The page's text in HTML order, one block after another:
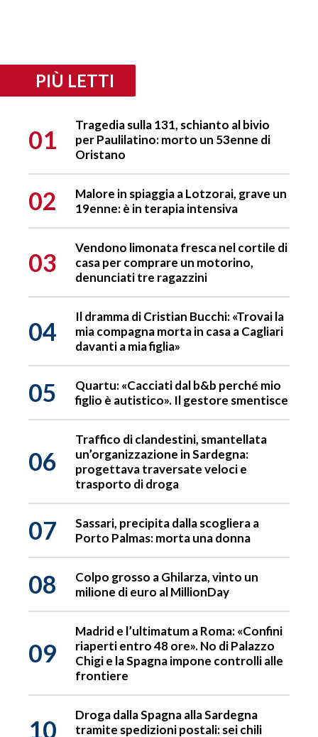
PIÙ LETTI
01
Tragedia sulla 131, schianto al bivio
per Paulilatino: morto un 53enne di
Oristano
02
Malore in spiaggia a Lotzorai, grave un
19enne: è in terapia intensiva
03
Vendono limonata fresca nel cortile di
casa per comprare un motorino,
denunciati tre ragazzini
04
Il dramma di Cristian Bucchi: «Trovai la
mia compagna morta in casa a Cagliari
davanti a mia figlia»
05
Quartu: «Cacciati dal b&b perché mio
figlio è autistico». Il gestore smentisce
06
Traffico di clandestini, smantellata
un’organizzazione in Sardegna:
progettava traversate veloci e
trasporto di droga
07
Sassari, precipita dalla scogliera a
Porto Palmas: morta una donna
08
Colpo grosso a Ghilarza, vinto un
milione di euro al MillionDay
09
Madrid e l’ultimatum a Roma: «Confini
riaperti entro 48 ore». No di Palazzo
Chigi e la Spagna impone controlli alle
frontiere
10
Droga dalla Spagna alla Sardegna
tramite spedizioni postali: sei chili